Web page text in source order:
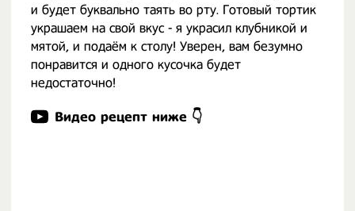
и будет буквально таять во рту. Готовый тортик
украшаем на свой вкус - я украсил клубникой и
мятой, и подаём к столу! Уверен, вам безумно
понравится и одного кусочка будет
недостаточно!
Видео рецепт ниже 👇